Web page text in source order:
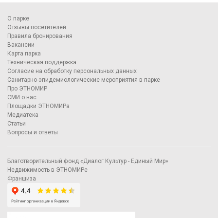
О парке
Отзывы посетителей
Правила бронирования
Вакансии
Карта парка
Техническая поддержка
Согласие на обработку персональных данных
Санитарно-эпидемиологические мероприятия в парке
Про ЭТНОМИР
СМИ о нас
Площадки ЭТНОМИРа
Медиатека
Статьи
Вопросы и ответы
Благотворительный фонд «Диалог Культур - Единый Мир»
Недвижимость в ЭТНОМИРе
Франшиза